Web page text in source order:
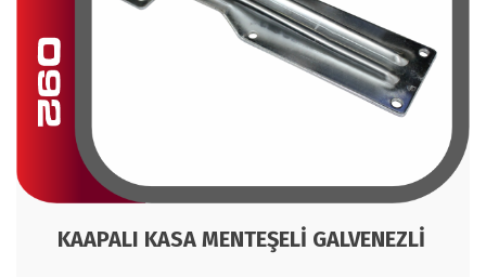
KAAPALI KASA MENTEŞELİ GALVENEZLİ